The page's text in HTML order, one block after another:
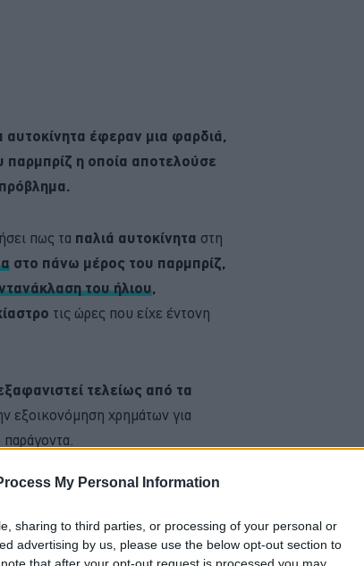
My Personal Information
sharing to third parties, or processing of your personal or
advertising by us, please use the below opt-out section to
that after your opt-out request is processed you may
έφεραν μια φαρδιά,
η οποία αποτελούσε
πως τα παλιά αυτοκίνητα στη
στο πάνω μέρος του παρμπρίζ,
του ήλιου
τις ώρες που είχε έντονη
τελείως από τα
εξοικονόμηση χρημάτων για
ΕΠΙΤΟΚΙΟ